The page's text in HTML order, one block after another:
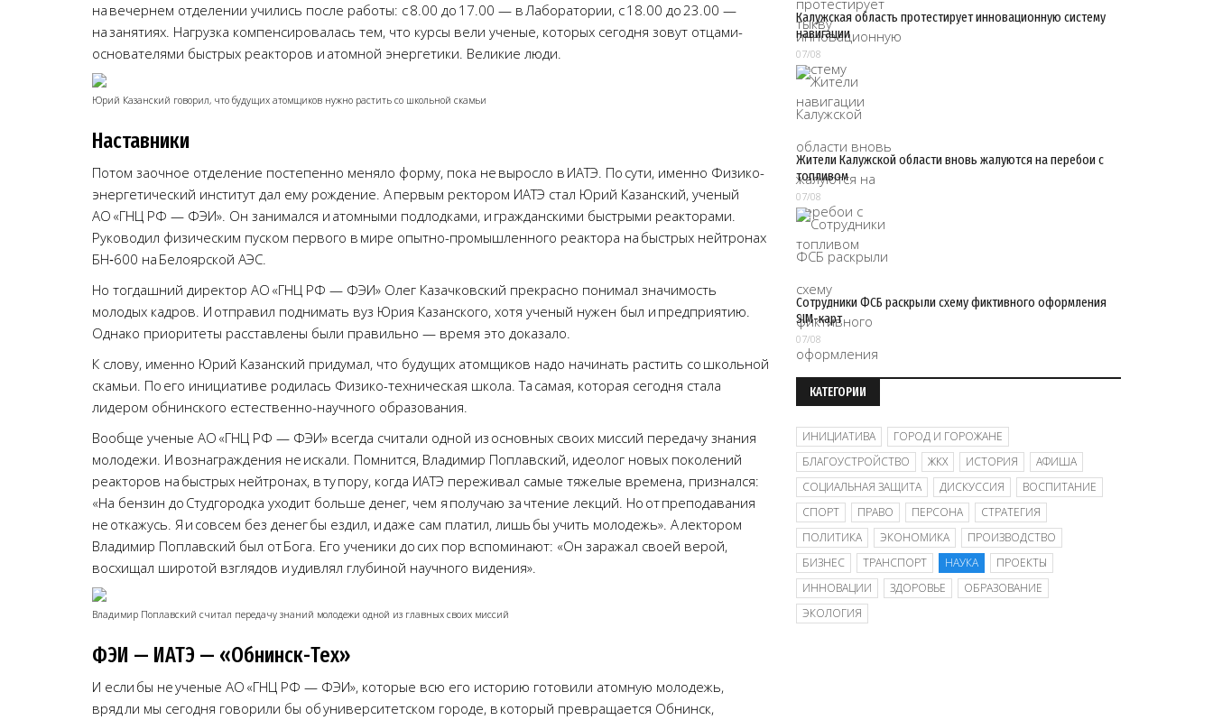
на вечернем отделении учились после работы: с 8.00 до 17.00 — в Лаборатории, с 18.00 до 23.00 —
на занятиях. Нагрузка компенсировалась тем, что курсы вели ученые, которых сегодня зовут отцами-
основателями быстрых реакторов и атомной энергетики. Великие люди.
Юрий Казанский говорил, что будущих атомщиков нужно растить со школьной скамьи
Наставники
Потом заочное отделение постепенно меняло форму, пока не выросло в ИАТЭ. По сути, именно Физико-
энергетический институт дал ему рождение. А первым ректором ИАТЭ стал Юрий Казанский, ученый
АО «ГНЦ РФ — ФЭИ». Он занимался и атомными подлодками, и гражданскими быстрыми реакторами.
Руководил физическим пуском первого в мире опытно-промышленного реактора на быстрых нейтронах
БН‑600 на Белоярской АЭС.
Но тогдашний директор АО «ГНЦ РФ — ФЭИ» Олег Казачковский прекрасно понимал значимость
молодых кадров. И отправил поднимать вуз Юрия Казанского, хотя ученый нужен был и предприятию.
Однако приоритеты расставлены были правильно — время это доказало.
К слову, именно Юрий Казанский придумал, что будущих атомщиков надо начинать растить со школьной
скамьи. По его инициативе родилась Физико-техническая школа. Та самая, которая сегодня стала
лидером обнинского естественно-научного образования.
Вообще ученые АО «ГНЦ РФ — ФЭИ» всегда считали одной из основных своих миссий передачу знания
молодежи. И вознаграждения не искали. Помнится, Владимир Поплавский, идеолог новых поколений
реакторов на быстрых нейтронах, в ту пору, когда ИАТЭ переживал самые тяжелые времена, признался:
«На бензин до Студгородка уходит больше денег, чем я получаю за чтение лекций. Но от преподавания
не откажусь. Я и совсем без денег бы ездил, и даже сам платил, лишь бы учить молодежь». А лектором
Владимир Поплавский был от Бога. Его ученики до сих пор вспоминают: «Он заражал своей верой,
восхищал широтой взглядов и удивлял глубиной научного видения».
Владимир Поплавский считал передачу знаний молодежи одной из главных своих миссий
ФЭИ — ИАТЭ — «Обнинск-Тех»
И если бы не ученые АО «ГНЦ РФ — ФЭИ», которые всю его историю готовили атомную молодежь,
вряд ли мы сегодня говорили бы об университетском городе, в который превращается Обнинск,
Калужская область протестирует инновационную систему
навигации
07/08
Жители Калужской области вновь жалуются на перебои с
топливом
07/08
Сотрудники ФСБ раскрыли схему фиктивного оформления
SIM-карт
07/08
КАТЕГОРИИ
ИНИЦИАТИВА
ГОРОД И ГОРОЖАНЕ
БЛАГОУСТРОЙСТВО
ЖКХ ИСТОРИЯ
АФИША
СОЦИАЛЬНАЯ ЗАЩИТА
ДИСКУССИЯ
ВОСПИТАНИЕ
СПОРТ
ПРАВО ПЕРСОНА
СТРАТЕГИЯ
ПОЛИТИКА
ЭКОНОМИКА
ПРОИЗВОДСТВО
БИЗНЕС
ТРАНСПОРТ НАУКА
ПРОЕКТЫ
ИННОВАЦИИ
ЗДОРОВЬЕ
ОБРАЗОВАНИЕ
ЭКОЛОГИЯ